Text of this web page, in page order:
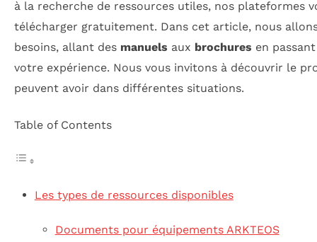
à la recherche de ressources utiles, nos plateformes
télécharger gratuitement. Dans cet article, nous
besoins, allant des manuels aux brochures en
votre expérience. Nous vous invitons à découvrir le
peuvent avoir dans différentes situations.
Table of Contents
Les types de ressources disponibles
Documents pour équipements ARKTEOS